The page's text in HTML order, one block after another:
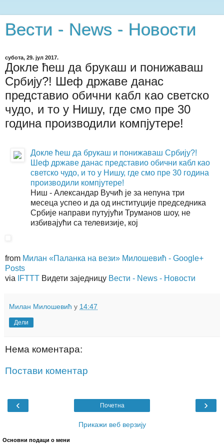
Вести - News - Новости
субота, 29. јул 2017.
Докле ћеш да брукаш и понижаваш
Србију?! Шеф државе данас
представио обични кабл као светско
чудо, и то у Нишу, где смо пре 30
година производили компјутере!
Докле ћеш да брукаш и понижаваш Србију?!
Шеф државе данас представио обични кабл као
светско чудо, и то у Нишу, где смо пре 30 година
производили компјутере!
Ниш - Александар Вучић је за непуна три
месеца успео и да од институције председника
Србије направи путујући Труманов шоу, не
избивајући са телевизије, кој
from Милан «Паланка на вези» Милошевић - Google+
Posts
via
IFTTT Видети заједницу Вести - News - Новости
Милан Милошевић у 14:47
Дели
Нема коментара:
Постави коментар
‹ ›
Почетна
Прикажи веб верзију
Основни подаци о мени